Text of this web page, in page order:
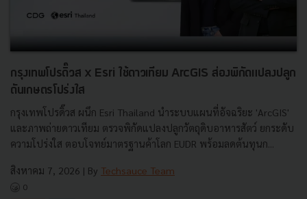
กรุงเทพโปรดิ๊วส x Esri ใช้ดาวเทียม ArcGIS ส่องพิกัดแปลงปลูก
ดันเกษตรโปร่งใส
กรุงเทพโปรดิ๊วส ผนึก Esri Thailand นำระบบแผนที่อัจฉริยะ 'ArcGIS'
และภาพถ่ายดาวเทียม ตรวจพิกัดแปลงปลูกวัตถุดิบอาหารสัตว์ ยกระดับ
ความโปร่งใส ตอบโจทย์มาตรฐานค้าโลก EUDR พร้อมลดต้นทุนก...
สิงหาคม 7, 2026 | By Techsauce Team
0